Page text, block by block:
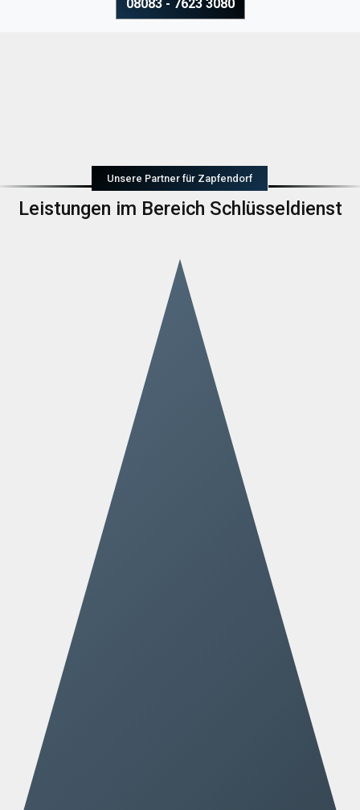
08083 - 7623 3080
Unsere Partner für Zapfendorf
Leistungen im Bereich Schlüsseldienst